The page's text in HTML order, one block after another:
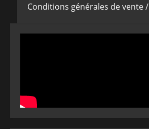
Conditions générales de vente /